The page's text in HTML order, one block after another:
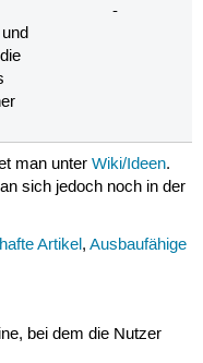
-
man unter Wiki/Ideen.
sich jedoch noch in der
Artikel, Ausbaufähige
bei dem die Nutzer